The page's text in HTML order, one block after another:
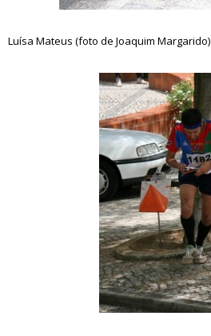
Luísa Mateus (foto de Joaquim Margarido)